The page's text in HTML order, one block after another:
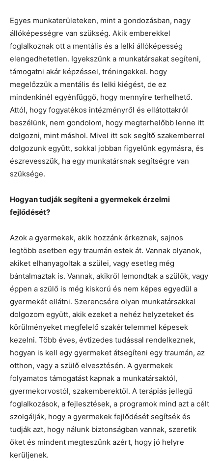
Egyes munkaterületeken, mint a gondozásban, nagy
állóképességre van szükség. Akik emberekkel
foglalkoznak ott a mentális és a lelki állóképesség
elengedhetetlen. Igyekszünk a munkatársakat segíteni,
támogatni akár képzéssel, tréningekkel. hogy
megelőzzük a mentális és lelki kiégést, de ez
mindenkinél egyénfüggő, hogy mennyire terhelhető.
Attól, hogy fogyatékos intézményről és ellátottakról
beszélünk, nem gondolom, hogy megterhelőbb lenne itt
dolgozni, mint máshol. Mivel itt sok segítő szakemberrel
dolgozunk együtt, sokkal jobban figyelünk egymásra, és
észrevesszük, ha egy munkatársnak segítségre van
szüksége.
Hogyan tudják segíteni a gyermekek érzelmi
fejlődését?
Azok a gyermekek, akik hozzánk érkeznek, sajnos
legtöbb esetben egy traumán estek át. Vannak olyanok,
akiket elhanyagoltak a szülei, vagy esetleg még
bántalmaztak is. Vannak, akikről lemondtak a szülők, vagy
éppen a szülő is még kiskorú és nem képes egyedül a
gyermekét ellátni. Szerencsére olyan munkatársakkal
dolgozom együtt, akik ezeket a nehéz helyzeteket és
körülményeket megfelelő szakértelemmel képesek
kezelni. Több éves, évtizedes tudással rendelkeznek,
hogyan is kell egy gyermeket átsegíteni egy traumán, az
otthon, vagy a szülő elvesztésén. A gyermekek
folyamatos támogatást kapnak a munkatársaktól,
gyermekorvostól, szakemberektől. A terápiás jellegű
foglalkozások, a fejlesztések, a programok mind azt a célt
szolgálják, hogy a gyermekek fejlődését segítsék és
tudják azt, hogy nálunk biztonságban vannak, szeretik
őket és mindent megteszünk azért, hogy jó helyre
kerüljenek.